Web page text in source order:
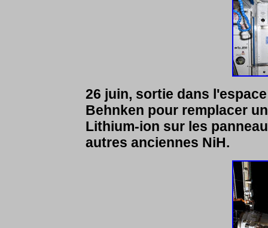
26 juin, sortie dans
Behnken pour remplacer
Lithium-ion sur les
autres anciennes NiH.